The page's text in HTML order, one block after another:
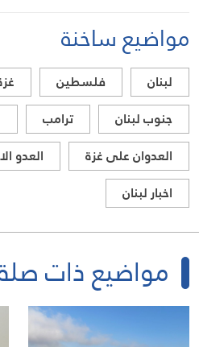
مواضيع ساخنة
لبنان فلسطين
جنوب لبنان
ترامب
العدوان على غزة
العدو
اخبار لبنان
مواضيع ذات